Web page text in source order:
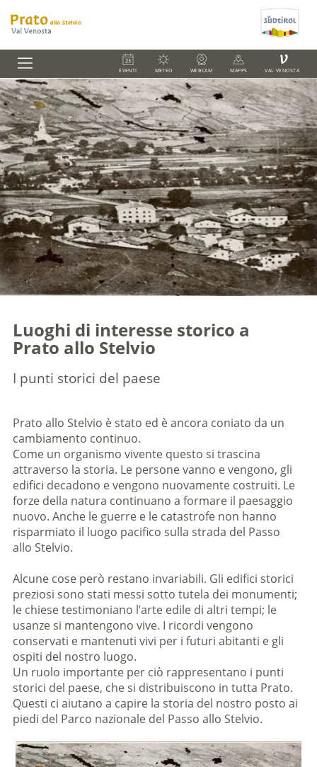
EVENTI METEO WEBCAM MAPPS
V
VAL VENOSTA
Luoghi di interesse storico a
Prato allo Stelvio
I punti storici del paese
Prato allo Stelvio è stato ed è ancora coniato da un
cambiamento continuo.
Come un organismo vivente questo si trascina
attraverso la storia. Le persone vanno e vengono, gli
edifici decadono e vengono nuovamente costruiti. Le
forze della natura continuano a formare il paesaggio
nuovo. Anche le guerre e le catastrofe non hanno
risparmiato il luogo pacifico sulla strada del Passo
allo Stelvio.
Alcune cose però restano invariabili. Gli edifici storici
preziosi sono stati messi sotto tutela dei monumenti;
le chiese testimoniano l’arte edile di altri tempi; le
usanze si mantengono vive. I ricordi vengono
conservati e mantenuti vivi per i futuri abitanti e gli
ospiti del nostro luogo.
Un ruolo importante per ciò rappresentano i punti
storici del paese, che si distribuiscono in tutta Prato.
Questi ci aiutano a capire la storia del nostro posto ai
piedi del Parco nazionale del Passo allo Stelvio.